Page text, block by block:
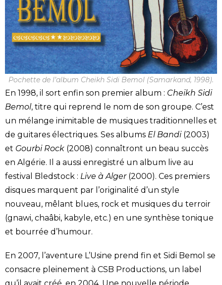
Pochette de l’album Cheikh Sidi Bemol (Samarkand, 1998).
En 1998, il sort enfin son premier album : Cheikh Sidi
Bemol, titre qui reprend le nom de son groupe. C’est
un mélange inimitable de musiques traditionnelles et
de guitares électriques. Ses albums El Bandi(2003)
et Gourbi Rock (2008) connaîtront un beau succès
en Algérie. Il a aussi enregistré un album live au
festival Bledstock : Live à Alger(2000). Ces premiers
disques marquent par l’originalité d’un style
nouveau, mêlant blues, rock et musiques du terroir
(gnawi, chaâbi, kabyle, etc.) en une synthèse tonique
et bourrée d’humour.
En 2007, l’aventure L’Usine prend fin et Sidi Bemol se
consacre pleinement à CSB Productions, un label